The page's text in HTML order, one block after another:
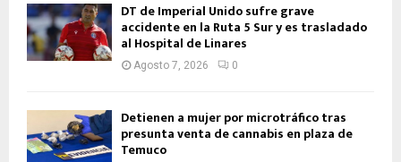
DT de Imperial Unido sufre grave
accidente en la Ruta 5 Sur y es trasladado
al Hospital de Linares
Agosto 7, 2026 0
Detienen a mujer por microtráfico tras
presunta venta de cannabis en plaza de
Temuco